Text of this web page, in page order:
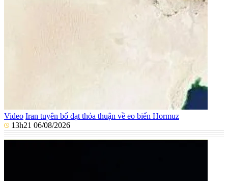
Video Iran tuyên bố đạt thỏa thuận về eo biển Hormuz
13h21 06/08/2026